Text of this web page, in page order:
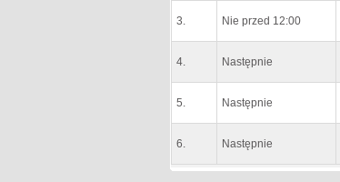
3. Nie przed 12:00
4. Następnie
5. Następnie
6. Następnie